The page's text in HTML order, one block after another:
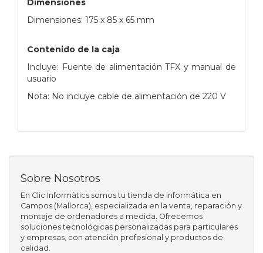
Dimensiones
Dimensiones: 175 x 85 x 65 mm
Contenido de la caja
Incluye: Fuente de alimentación TFX y manual de
usuario
Nota: No incluye cable de alimentación de 220 V
Sobre Nosotros
En Clic Informàtics somos tu tienda de informática en
Campos (Mallorca), especializada en la venta, reparación y
montaje de ordenadores a medida. Ofrecemos
soluciones tecnológicas personalizadas para particulares
y empresas, con atención profesional y productos de
calidad.